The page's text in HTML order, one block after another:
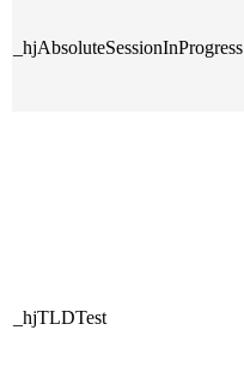
_hjAbsoluteSessionInProgress
_hjTLDTest